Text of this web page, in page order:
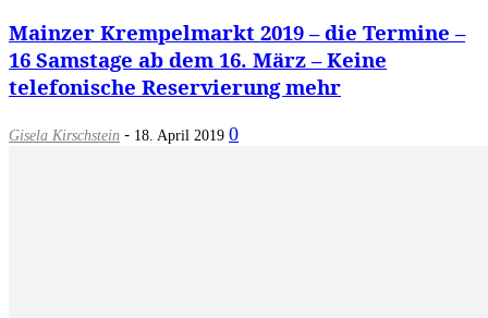
Mainzer Krempelmarkt 2019 – die Termine –
16 Samstage ab dem 16. März – Keine
telefonische Reservierung mehr
Gisela Kirschstein - 18. April 2019 0